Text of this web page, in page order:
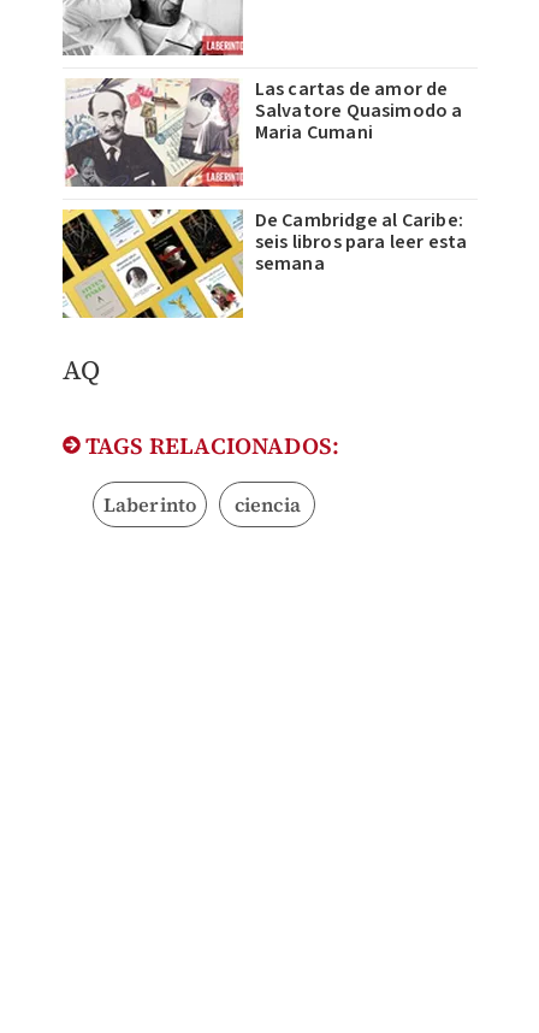
Las cartas de amor de
Salvatore Quasimodo a
Maria Cumani
De Cambridge al Caribe:
seis libros para leer esta
semana
​AQ
TAGS RELACIONADOS:
Laberinto ciencia